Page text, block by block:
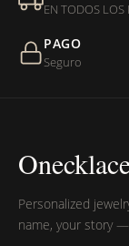
EN TODOS LOS
PAGO
Seguro
Personalized
name, your story